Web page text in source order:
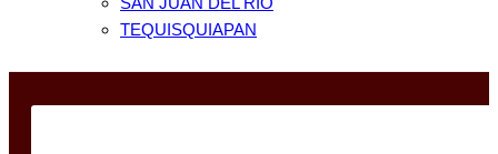
TEQUISQUIAPAN